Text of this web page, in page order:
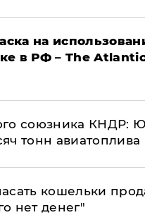
на
в РФ – The
союзника КНДР:
тонн авиатоплива
кошельки
нет денег"